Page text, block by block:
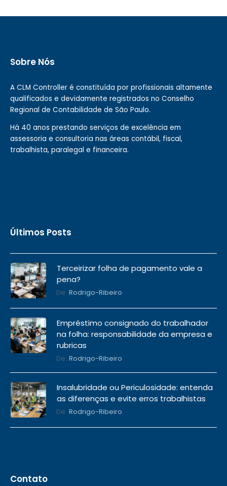
Sobre Nós
A CLM Controller é constituída por profissionais altamente
qualificados e devidamente registrados no Conselho
Regional de Contabilidade de São Paulo.
Há 40 anos prestando serviços de excelência em
assessoria e consultoria nas áreas contábil, fiscal,
trabalhista, paralegal e financeira.
Últimos Posts
Terceirizar folha de pagamento vale a
pena?
De: Rodrigo-Ribeiro
Empréstimo consignado do trabalhador
na folha: responsabilidade da empresa e
rubricas
De: Rodrigo-Ribeiro
Insalubridade ou Periculosidade: entenda
as diferenças e evite erros trabalhistas
De: Rodrigo-Ribeiro
Contato